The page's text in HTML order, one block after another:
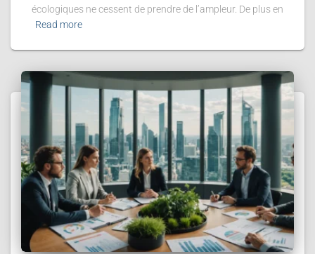
écologiques ne cessent de prendre de l’ampleur. De plus en
Read more